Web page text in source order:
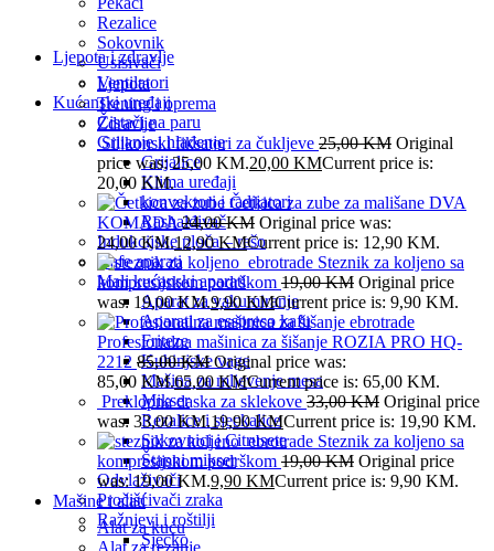
Rezalice
Sokovnik
Usisivači
Ventilatori
Kućanski uređaji
Čistači na paru
Grijanje i hlađenje
Grijalice
Klima uređaji
konvektori i radijatori
Rashalđivač
Indukcijske ploča – rešo
Kafe aparati
Mali kućanski aparati
Aparat za vakumiranje
Aparati za esspreso kafu
Friteze
Kuhinjske vage
Mašina za mljevenje mesa
Mikser
Rezalice i sjeckalice
Sokovnici i Citrusete
Štapni mikser
Odvlaživači
Pročišćivači zraka
Ražnjevi i roštilji
Sjecko
Ljepota i zdravlje
Ljepota
Trening i oprema
Zdravlje
Silikonski fiksatori za čukljeve 25,00KM Original
price was: 25,00 KM.20,00 KMCurrent price is:
20,00 KM.
Četkica za zube za mališane DVA
KOMADA24,00KM Original price was:
24,00 KM.12,90KMCurrent price is: 12,90 KM.
Steznik za koljeno sa
kompresijskom podrškom 19,00KM Original price
was: 19,00 KM.9,90KMCurrent price is: 9,90 KM.
Profesionalna mašinica za šišanje ROZIA PRO HQ-
2212 85,00KM Original price was:
85,00 KM.65,00KMCurrent price is: 65,00 KM.
Preklopna daska za sklekove 33,00KM Original price
was: 33,00 KM.19,90KMCurrent price is: 19,90 KM.
Steznik za koljeno sa
kompresijskom podrškom 19,00KM Original price
was: 19,00 KM.9,90 KMCurrent price is: 9,90 KM.
Mašine i alati
Alat za kuću
Alat za rezanje